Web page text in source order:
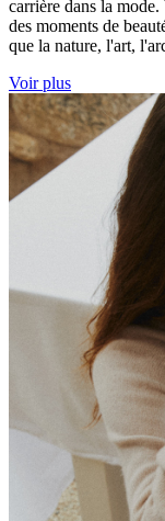
carrière dans la
des moments de
que la nature, l'art,
Voir plus